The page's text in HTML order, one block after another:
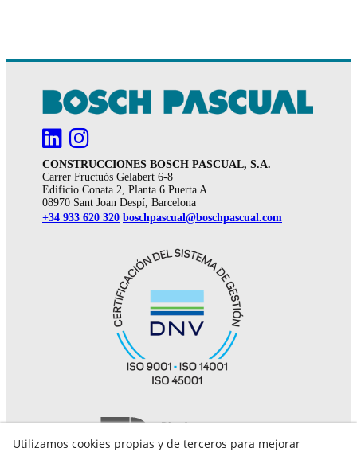
CONSTRUCCIONES BOSCH PASCUAL, S.A.
Carrer Fructuós Gelabert 6-8
Edificio Conata 2, Planta 6 Puerta A
08970 Sant Joan Despí, Barcelona
+34 933 620 320 boschpascual@boschpascual.com
Utilizamos cookies propias y de terceros para mejorar